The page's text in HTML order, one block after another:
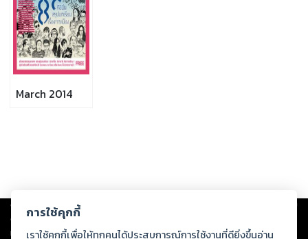
March 2014
Copyright © 2026
ต่อผลงานหรือเนื้อหาใดที่อัปโหลดผ่านเว็บไซต์และปรากฏว่าละเมิดสิทธิใน
ทรัพย์สินทางปัญญาของบุคคลอื่นหรือขัดต่อกฎหมายและศีลธรรม ดังนั้น ผู้อ่าน
การใช้คุกกี้
เราใช้คุกกี้เพื่อให้ทุกคนได้ประสบการณ์การใช้งานที่ดียิ่งขึ้นอ่าน